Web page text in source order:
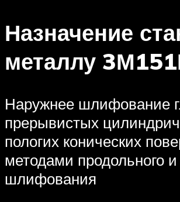
Назначение
металлу
Наружнее шлифование
прерывистых
пологих конических
методами продольного и
шлифования